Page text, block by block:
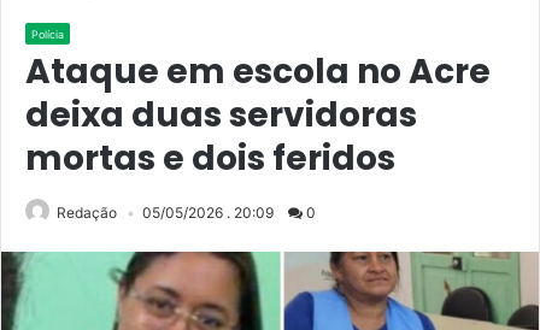
Polícia
Ataque em escola no Acre
deixa duas servidoras
mortas e dois feridos
Redação 05/05/2026 . 20:09 0